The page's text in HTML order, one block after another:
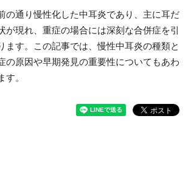
の通り慢性化した中耳炎であり、主に耳だ
が現れ、重症の場合には深刻な合併症を引
ます。この記事では、慢性中耳炎の種類と
の原因や早期発見の重要性についてもあわ
。